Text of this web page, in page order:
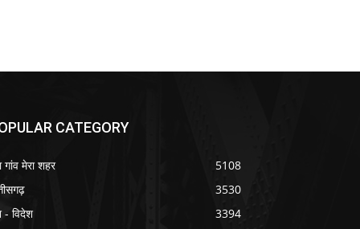
CATEGORY
गांव मेरा शहर
5108
3530
- विदेश
3394